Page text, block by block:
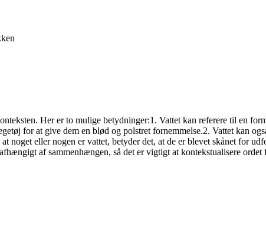
Her er to mulige betydninger:1. Vattet kan referere til en
for at give dem en blød og polstret fornemmelse.2. Vattet kan
noget eller nogen er vattet, betyder det, at de er blevet skånet for
af sammenhængen, så det er vigtigt at kontekstualisere ordet